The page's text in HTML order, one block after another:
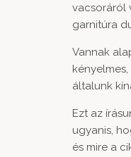
vacsoráról
garnitúra
Vannak
általunk
Ezt az
ugyanis,
és mire a